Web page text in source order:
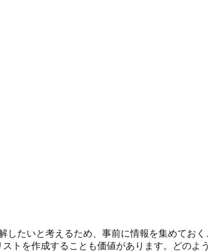
たいと考えるため、事前に情報を集めてお
ストを作成することも価値があります。どのよ